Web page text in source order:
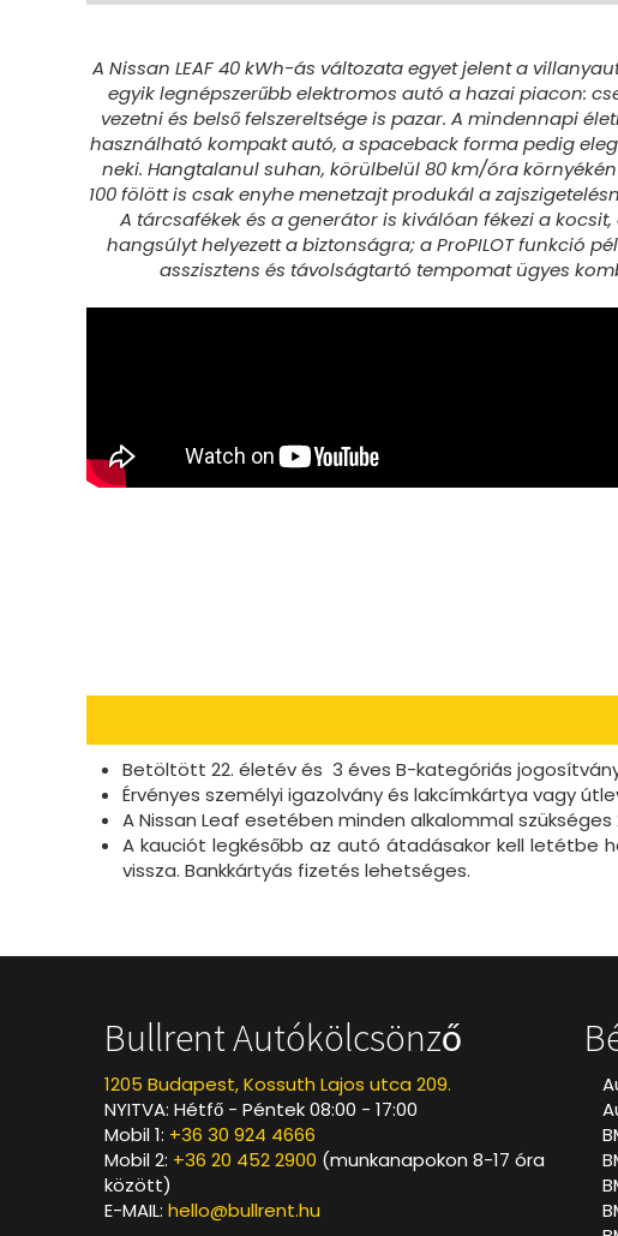
A Nissan LEAF 40 kWh-ás változata egyet jelent a
egyik legnépszerűbb elektromos autó a hazai piacon:
vezetni és belső felszereltsége is pazar. A mindennapi
használható kompakt autó, a spaceback forma pedig
neki. Hangtalanul suhan, körülbelül 80 km/óra
100 fölött is csak enyhe menetzajt produkál a
A tárcsafékek és a generátor is kiválóan fékezi a
hangsúlyt helyezett a biztonságra; a ProPILOT funkció
asszisztens és távolságtartó tempomat ügyes
Betöltött 22. életév és 3 éves B-kategóriás
Érvényes személyi igazolvány és lakcímkártya vagy
A Nissan Leaf esetében minden alkalommal
A kauciót legkésőbb az autó átadásakor kell letétbe
vissza. Bankkártyás fizetés lehetséges.
Bullrent Autókölcsönző
1205 Budapest, Kossuth Lajos utca 209.
NYITVA: Hétfő - Péntek 08:00 - 17:00
Mobil 1: +36 30 924 4666
Mobil 2: +36 20 452 2900 (munkanapokon 8-17 óra
között)
E-MAIL: hello@bullrent.hu